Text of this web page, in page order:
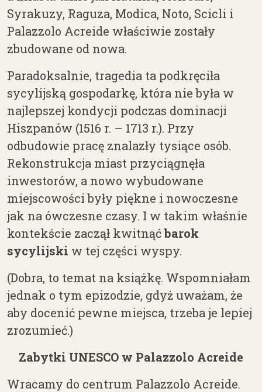
Syrakuzy, Raguza, Modica, Noto, Scicli i
Palazzolo Acreide właściwie zostały
zbudowane od nowa.
Paradoksalnie, tragedia ta podkręciła
sycylijską gospodarkę, która nie była w
najlepszej kondycji podczas dominacji
Hiszpanów (1516 r. – 1713 r.). Przy
odbudowie pracę znalazły tysiące osób.
Rekonstrukcja miast przyciągnęła
inwestorów, a nowo wybudowane
miejscowości były piękne i nowoczesne
jak na ówczesne czasy. I w takim właśnie
kontekście zaczął kwitnąćbarok
sycylijski w tej części wyspy.
(Dobra, to temat na książkę. Wspomniałam
jednak o tym epizodzie, gdyż uważam, że
aby docenić pewne miejsca, trzeba je lepiej
zrozumieć.)
Zabytki UNESCO w Palazzolo Acreide
Wracamy do centrum Palazzolo Acreide.